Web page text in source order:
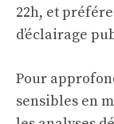
22h, et
d’éclairage
Pour
sensibles en